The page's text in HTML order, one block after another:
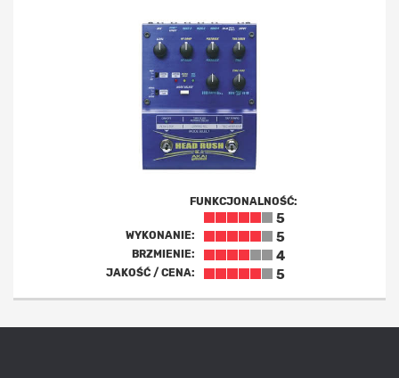
FUNKCJONALNOŚĆ:
5
WYKONANIE: 5
BRZMIENIE: 4
JAKOŚĆ / CENA: 5